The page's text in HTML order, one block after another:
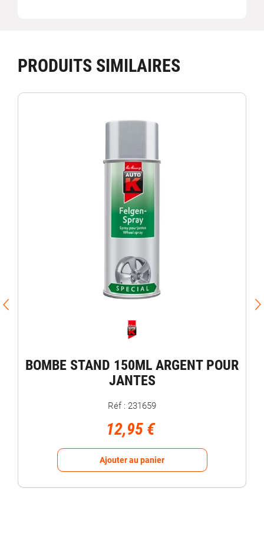
PRODUITS SIMILAIRES
BOMBE STAND 150ML ARGENT POUR
JANTES
Réf : 231659
12,95 €
Ajouter au panier